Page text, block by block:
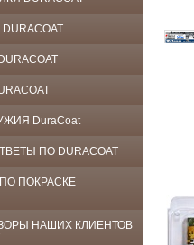
DuraCoat
ПО DURACOAT
ПОКРАСКЕ
НАШИХ КЛИЕНТОВ